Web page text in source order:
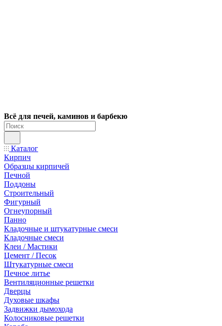
Всё для печей, каминов и барбекю
Каталог
Кирпич
Образцы кирпичей
Печной
Поддоны
Строительный
Фигурный
Огнеупорный
Панно
Кладочные и штукатурные смеси
Кладочные смеси
Клеи / Мастики
Цемент / Песок
Штукатурные смеси
Печное литье
Вентиляционные решетки
Дверцы
Духовые шкафы
Задвижки дымохода
Колосниковые решетки